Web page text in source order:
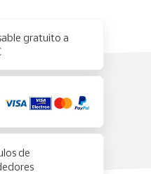
gratuito a
de